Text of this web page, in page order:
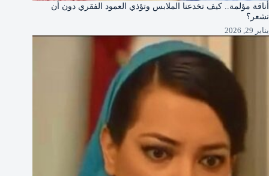
أناقة مؤلمة.. كيف تخدعنا الملابس وتؤذي العمود الفقري دون أن
نشعر؟
يناير 29, 2026